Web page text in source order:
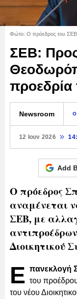
Φώτο: Ο πρόεδρος του
ΣΕΒ:
προεδρία
Newsroom
12 Ιουν 2026
Add
Ο πρόεδρος
αναμένεται
ΣΕΒ, με
Διοικητικού
Ε πανεκλογή
του
του νέου